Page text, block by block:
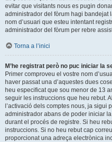
evitar que visitants nous es pugin
administrador del fòrum hagi bandejat
nom d’usuari que esteu intentant
administrador del fòrum per rebre
Torna a l’inici
M’he registrat però no puc iniciar la
Primer comproveu el vostre nom
haver passat una d’aquestes dues
heu especificat que sou menor de 13
seguir les instruccions que heu rebut.
l’activació dels comptes nous, ja sigui
administrador abans de poder iniciar
durant el procés de registre. Si heu
instruccions. Si no heu rebut cap
proporcionat una adreça electrònica